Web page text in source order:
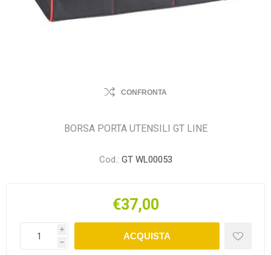
CONFRONTA
BORSA PORTA UTENSILI GT LINE
Cod.: GT WL00053
€37,00
i
h
ACQUISTA